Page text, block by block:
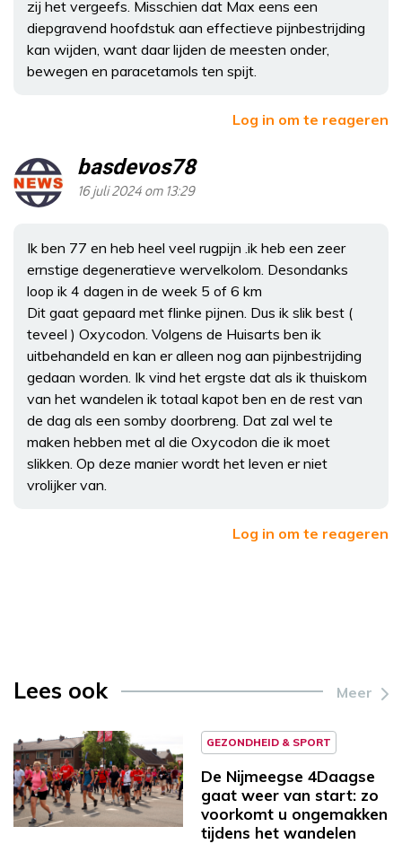
zij het vergeefs. Misschien dat Max eens een
diepgravend hoofdstuk aan effectieve pijnbestrijding
kan wijden, want daar lijden de meesten onder,
bewegen en paracetamols ten spijt.
Log in om te reageren
basdevos78
16 juli 2024 om 13:29
Ik ben 77 en heb heel veel rugpijn .ik heb een zeer
ernstige degeneratieve wervelkolom. Desondanks
loop ik 4 dagen in de week 5 of 6 km
Dit gaat gepaard met flinke pijnen. Dus ik slik best (
teveel ) Oxycodon. Volgens de Huisarts ben ik
uitbehandeld en kan er alleen nog aan pijnbestrijding
gedaan worden. Ik vind het ergste dat als ik thuiskom
van het wandelen ik totaal kapot ben en de rest van
de dag als een somby doorbreng. Dat zal wel te
maken hebben met al die Oxycodon die ik moet
slikken. Op deze manier wordt het leven er niet
vrolijker van.
Log in om te reageren
Lees ook Meer
GEZONDHEID & SPORT
De Nijmeegse 4Daagse
gaat weer van start: zo
voorkomt u ongemakken
tijdens het wandelen